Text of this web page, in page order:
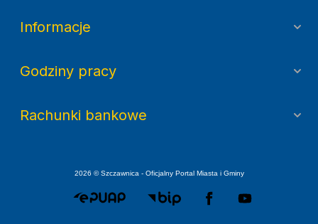
Informacje
Godziny pracy
Rachunki bankowe
2026 © Szczawnica - Oficjalny Portal Miasta i Gminy